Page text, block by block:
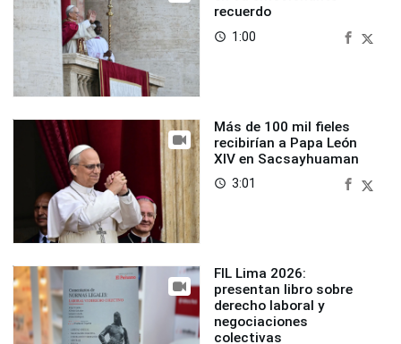
recuerdo
access_time 1:00
Más de 100 mil fieles
recibirían a Papa León
XIV en Sacsayhuaman
access_time 3:01
FIL Lima 2026:
presentan libro sobre
derecho laboral y
negociaciones
colectivas